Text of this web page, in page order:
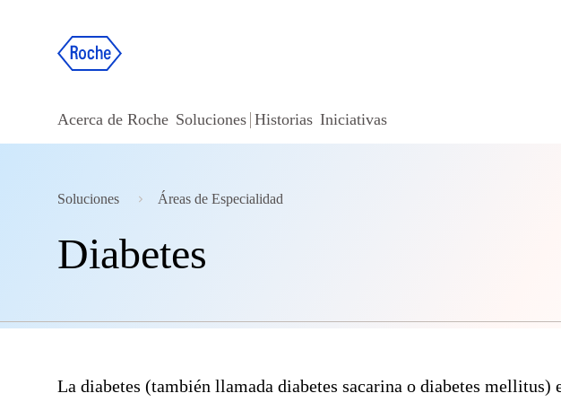
Acerca de Roche Soluciones Historias Iniciativas
Soluciones Áreas de Especialidad
Diabetes
La diabetes (también llamada diabetes sacarina o diabetes mellitus)